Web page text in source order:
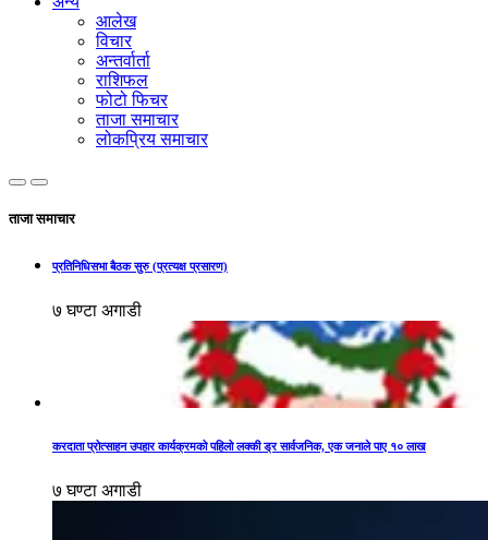
आलेख
विचार
अन्तर्वार्ता
राशिफल
फोटो फिचर
ताजा समाचार
लोकप्रिय समाचार
ताजा समाचार
प्रतिनिधिसभा बैठक सुरु (प्रत्यक्ष प्रसारण)
७ घण्टा अगाडी
करदाता प्रोत्साहन उपहार कार्यक्रमको पहिलो लक्की ड्र सार्वजनिक, एक जनाले पाए १० लाख
७ घण्टा अगाडी